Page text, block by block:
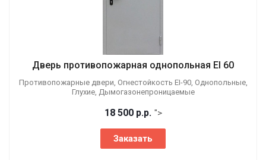
Дверь противопожарная однопольная EI 60
Противопожарные двери, Огнестойкость EI-90, Однопольные,
Глухие, Дымогазонепроницаемые
18 500 р.р. ">
Заказать